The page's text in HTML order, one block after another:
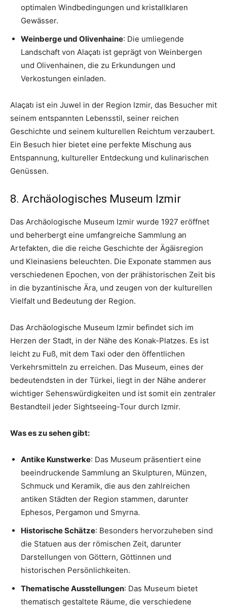
optimalen Windbedingungen und kristallklaren
Gewässer.
Weinberge und Olivenhaine: Die umliegende
Landschaft von Alaçatı ist geprägt von Weinbergen
und Olivenhainen, die zu Erkundungen und
Verkostungen einladen.
Alaçatı ist ein Juwel in der Region Izmir, das Besucher mit
seinem entspannten Lebensstil, seiner reichen
Geschichte und seinem kulturellen Reichtum verzaubert.
Ein Besuch hier bietet eine perfekte Mischung aus
Entspannung, kultureller Entdeckung und kulinarischen
Genüssen.
8. Archäologisches Museum Izmir
Das Archäologische Museum Izmir wurde 1927 eröffnet
und beherbergt eine umfangreiche Sammlung an
Artefakten, die die reiche Geschichte der Ägäisregion
und Kleinasiens beleuchten. Die Exponate stammen aus
verschiedenen Epochen, von der prähistorischen Zeit bis
in die byzantinische Ära, und zeugen von der kulturellen
Vielfalt und Bedeutung der Region.
Das Archäologische Museum Izmir befindet sich im
Herzen der Stadt, in der Nähe des Konak-Platzes. Es ist
leicht zu Fuß, mit dem Taxi oder den öffentlichen
Verkehrsmitteln zu erreichen. Das Museum, eines der
bedeutendsten in der Türkei, liegt in der Nähe anderer
wichtiger Sehenswürdigkeiten und ist somit ein zentraler
Bestandteil jeder Sightseeing-Tour durch Izmir.
Was es zu sehen gibt:
Antike Kunstwerke: Das Museum präsentiert eine
beeindruckende Sammlung an Skulpturen, Münzen,
Schmuck und Keramik, die aus den zahlreichen
antiken Städten der Region stammen, darunter
Ephesos, Pergamon und Smyrna.
Historische Schätze: Besonders hervorzuheben sind
die Statuen aus der römischen Zeit, darunter
Darstellungen von Göttern, Göttinnen und
historischen Persönlichkeiten.
Thematische Ausstellungen: Das Museum bietet
thematisch gestaltete Räume, die verschiedene